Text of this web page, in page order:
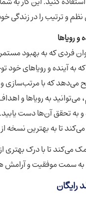
نظم و ترتیب را در زندگی
و رویاها
فردی که به بهبود
به آینده و رویاهای خود
می‌دهد که با مرتب‌سازی
می‌توانید به رویاها و
به تحقق آن‌ها دست یابید.
تا به بهترین نسخه
می‌کند تا با درک بهتری
به سمت موفقیت و آرامش
رایگان